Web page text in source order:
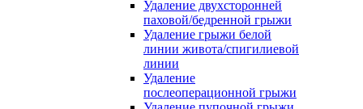
Удаление двухсторонней
паховой/бедренной грыжи
Удаление грыжи белой
линии живота/спигилиевой
линии
Удаление
послеоперационной грыжи